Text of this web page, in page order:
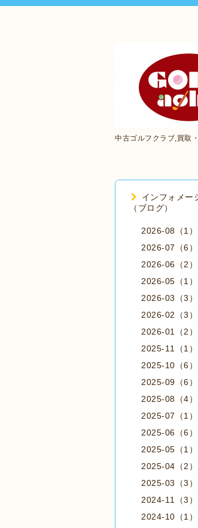
中古ゴルフクラブ,買取
インフォメー
（ブログ）
2026-08（1）
2026-07（6）
2026-06（2）
2026-05（1）
2026-03（3）
2026-02（3）
2026-01（2）
2025-11（1）
2025-10（6）
2025-09（6）
2025-08（4）
2025-07（1）
2025-06（6）
2025-05（1）
2025-04（2）
2025-03（3）
2024-11（3）
2024-10（1）